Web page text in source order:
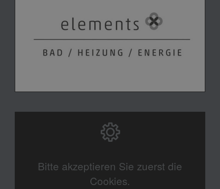
Bitte akzeptieren Sie zuerst die
Cookies.